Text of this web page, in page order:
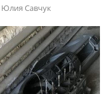
Юлия Савчук